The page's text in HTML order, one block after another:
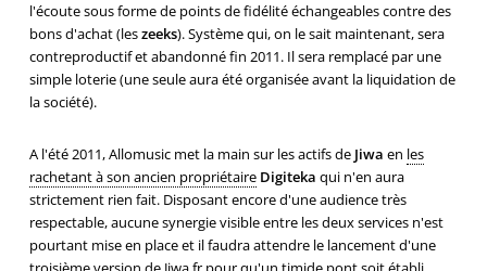
l'écoute sous forme de points de fidélité échangeables contre des
bons d'achat (leszeeks). Système qui, on le sait maintenant, sera
contreproductif et abandonné fin 2011. Il sera remplacé par une
simple loterie (une seule aura été organisée avant la liquidation de
la société).
A l'été 2011, Allomusic met la main sur les actifs de Jiwa en les
rachetant à son ancien propriétaire Digiteka qui n'en aura
strictement rien fait. Disposant encore d'une audience très
respectable, aucune synergie visible entre les deux services n'est
pourtant mise en place et il faudra attendre le lancement d'une